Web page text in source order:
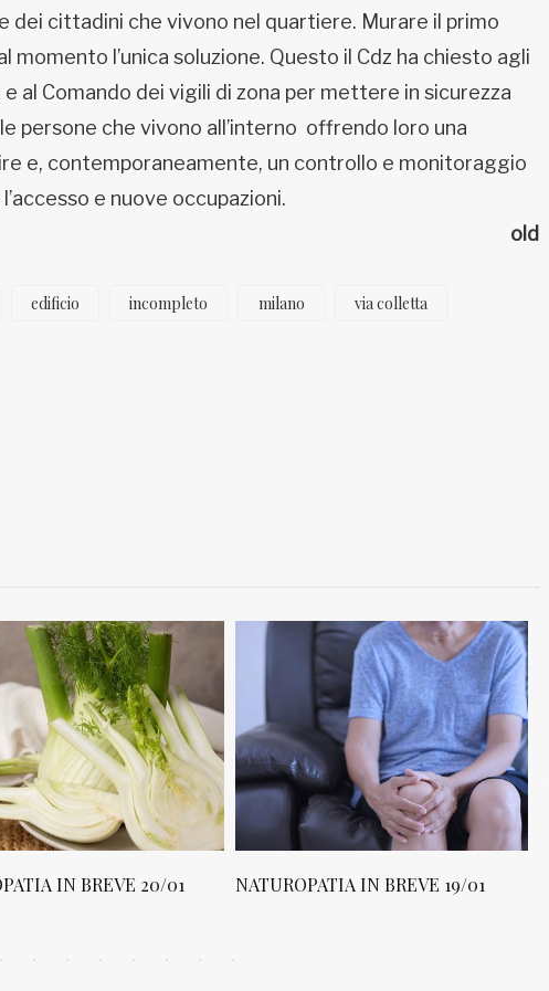
dei cittadini che vivono nel quartiere. Murare il primo
momento l’unica soluzione. Questo il Cdz ha chiesto agli
e al Comando dei vigili di zona per mettere in sicurezza
persone che vivono all’interno offrendo loro una
e, contemporaneamente, un controllo e monitoraggio
e nuove occupazioni.
old
edificio incompleto milano via colletta
IN BREVE 20/01 NATUROPATIA IN BREVE 19/01